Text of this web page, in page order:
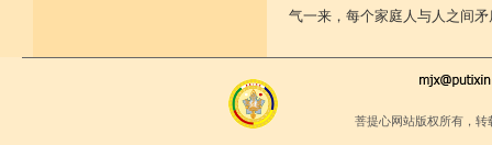
气一来，每个家庭人与人之间
菩提心网站版权所有，